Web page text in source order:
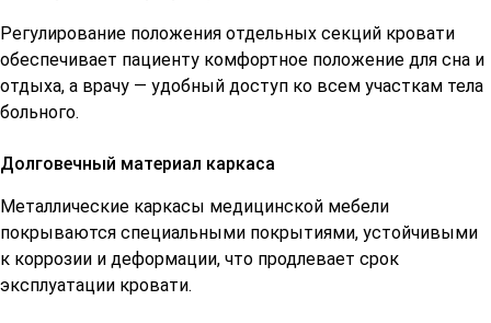
Регулирование положения отдельных секций кровати
обеспечивает пациенту комфортное положение для сна и
отдыха, а врачу — удобный доступ ко всем участкам тела
больного.
Долговечный материал каркаса
Металлические каркасы медицинской мебели
покрываются специальными покрытиями, устойчивыми
к коррозии и деформации, что продлевает срок
эксплуатации кровати.